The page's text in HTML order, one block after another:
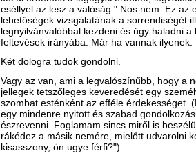
eséllyel az lesz a valóság." Nos nem. Ez az
lehetőségek vizsgálatának a sorrendiségét
legnyilvánvalóbbal kezdeni és úgy haladni
feltevések irányába. Már ha vannak ilyenek.
Két dologra tudok gondolni.
Vagy az van, ami a legvalószínűbb, hogy a
jellegek tetszőleges keveredését egy
szombat esténként az efféle érdekességet.
egy mindenre nyitott és szabad
észrevenni. Foglamam sincs miről is
rákédez a másik nemére, mielőtt udvarolni
kisasszony, ön ugye férfi?")